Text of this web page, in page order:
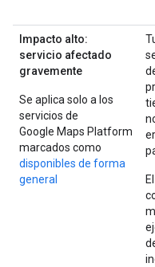
Impacto alto:
servicio afectado
gravemente
Se aplica solo a los
servicios de
Google Maps Platform
marcados como
disponibles de forma
general